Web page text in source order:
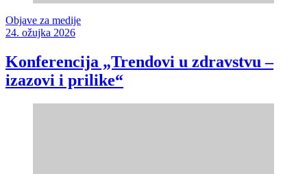
Objave za medije
24. ožujka 2026
Konferencija „Trendovi u zdravstvu –
izazovi i prilike“